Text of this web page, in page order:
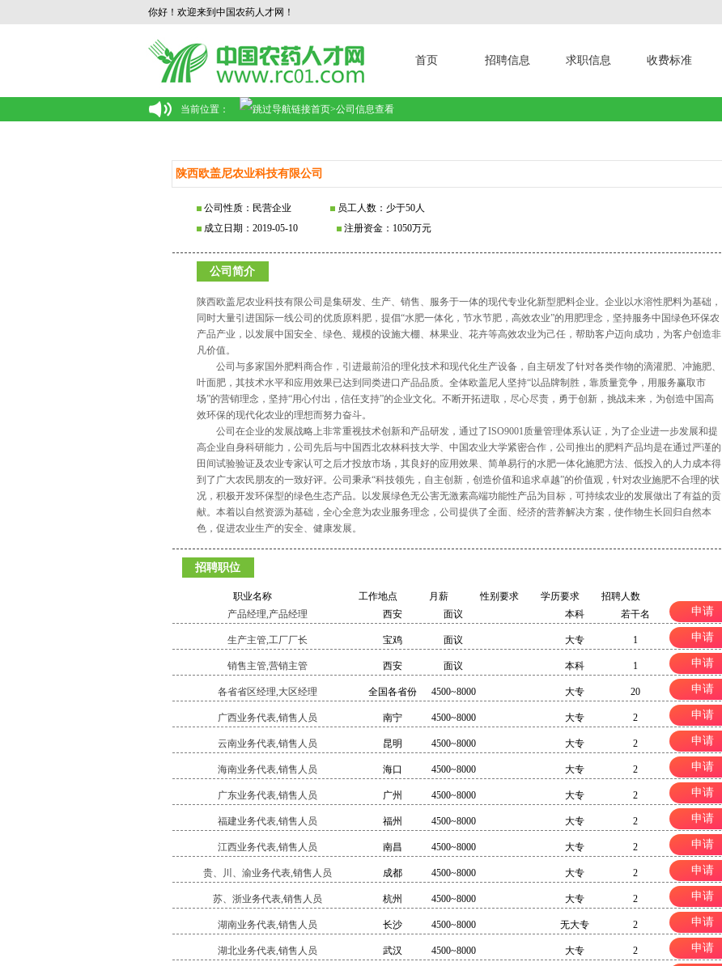
你好！欢迎来到中国农药人才网！
首页 招聘信息 求职信息 收费标准
当前位置： 首页>公司信息查看
陕西欧盖尼农业科技有限公司
公司性质：民营企业
员工人数：少于50人
成立日期：2019-05-10
注册资金：1050万元
公司简介
陕西欧盖尼农业科技有限公司是集研发、生产、销售、服务于一体的现代专业化新型肥料企业。企业以水溶性肥料为基础，
同时大量引进国际一线公司的优质原料肥，提倡“水肥一体化，节水节肥，高效农业”的用肥理念，坚持服务中国绿色环保农
产品产业，以发展中国安全、绿色、规模的设施大棚、林果业、花卉等高效农业为己任，帮助客户迈向成功，为客户创造非
凡价值。
公司与多家国外肥料商合作，引进最前沿的理化技术和现代化生产设备，自主研发了针对各类作物的滴灌肥、冲施肥、
叶面肥，其技术水平和应用效果已达到同类进口产品品质。全体欧盖尼人坚持“以品牌制胜，靠质量竞争，用服务赢取市
场”的营销理念，坚持“用心付出，信任支持”的企业文化。不断开拓进取，尽心尽责，勇于创新，挑战未来，为创造中国高
效环保的现代化农业的理想而努力奋斗。
公司在企业的发展战略上非常重视技术创新和产品研发，通过了ISO9001质量管理体系认证，为了企业进一步发展和提
高企业自身科研能力，公司先后与中国西北农林科技大学、中国农业大学紧密合作，公司推出的肥料产品均是在通过严谨的
田间试验验证及农业专家认可之后才投放市场，其良好的应用效果、简单易行的水肥一体化施肥方法、低投入的人力成本得
到了广大农民朋友的一致好评。公司秉承“科技领先，自主创新，创造价值和追求卓越”的价值观，针对农业施肥不合理的状
况，积极开发环保型的绿色生态产品。以发展绿色无公害无激素高端功能性产品为目标，可持续农业的发展做出了有益的贡
献。本着以自然资源为基础，全心全意为农业服务理念，公司提供了全面、经济的营养解决方案，使作物生长回归自然本
色，促进农业生产的安全、健康发展。
招聘职位
职业名称 工作地点 月薪 性别要求 学历要求
招聘人数
产品经理,产品经理
西安 面议 本科 若干名 申请
生产主管,工厂厂长 宝鸡 面议 大专 1 申请
销售主管,营销主管 西安 面议 本科 1 申请
各省省区经理,大区经理 全国各省份 4500~8000 大专 20 申请
广西业务代表,销售人员 南宁 4500~8000 大专 2 申请
云南业务代表,销售人员 昆明 4500~8000 大专 2 申请
海南业务代表,销售人员 海口 4500~8000 大专 2 申请
广东业务代表,销售人员 广州 4500~8000 大专 2 申请
福建业务代表,销售人员 福州 4500~8000 大专 2 申请
江西业务代表,销售人员 南昌 4500~8000 大专 2 申请
贵、川、渝业务代表,销售人员 成都 4500~8000 大专 2 申请
苏、浙业务代表,销售人员 杭州 4500~8000 大专 2 申请
湖南业务代表,销售人员 长沙 4500~8000 无大专 2 申请
湖北业务代表,销售人员 武汉 4500~8000 大专 2 申请